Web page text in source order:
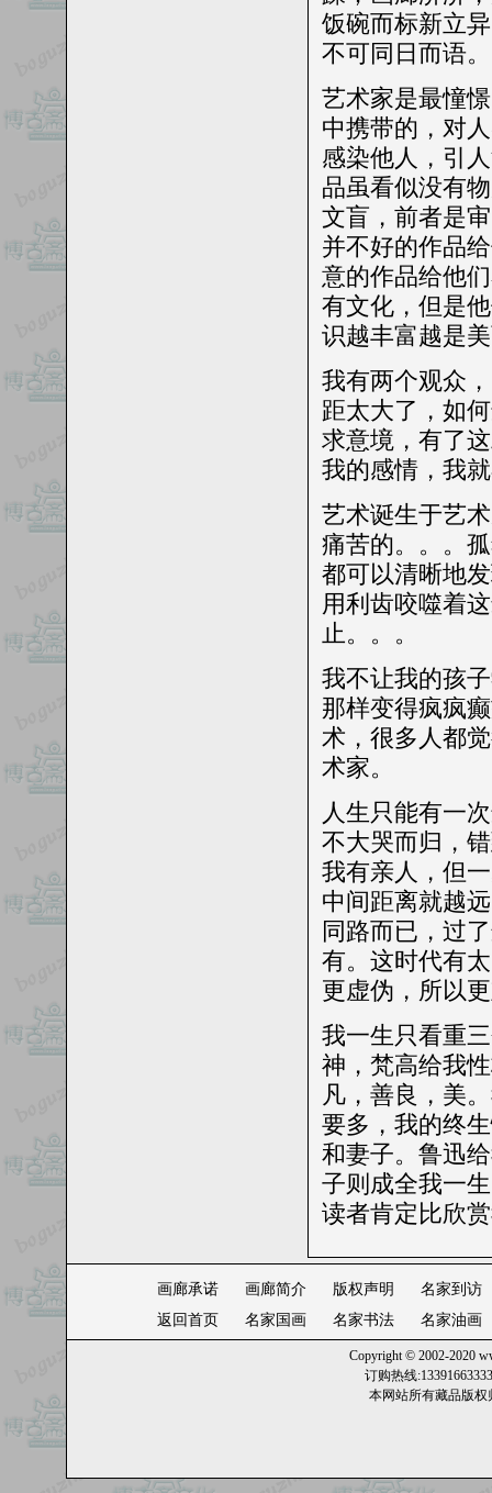
饭碗而标新立
不可同日而语。
艺术家是最憧
中携带的，对
感染他人，引
品虽看似没有
文盲，前者是
并不好的作品
意的作品给他
有文化，但是
识越丰富越是
我有两个观众
距太大了，如
求意境，有了
我的感情，我
艺术诞生于艺
痛苦的。。。
都可以清晰地
用利齿咬噬着
止。。。
我不让我的孩
那样变得疯疯
术，很多人都
术家。
人生只能有一
不大哭而归，
我有亲人，但
中间距离就越
同路而已，过
有。这时代有
更虚伪，所以
我一生只看重
神，梵高给我
凡，善良，美
要多，我的终
和妻子。鲁迅
子则成全我一
读者肯定比欣
画廊承诺 画廊简介 版权声明
名家到访
返回首页
名家国画 名家书法 名家油画
Copyright © 2002-2020
订购热线
本网站所有藏品版